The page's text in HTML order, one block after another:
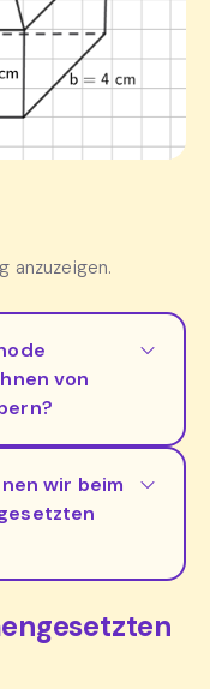
anzuzeigen.
von
wir beim